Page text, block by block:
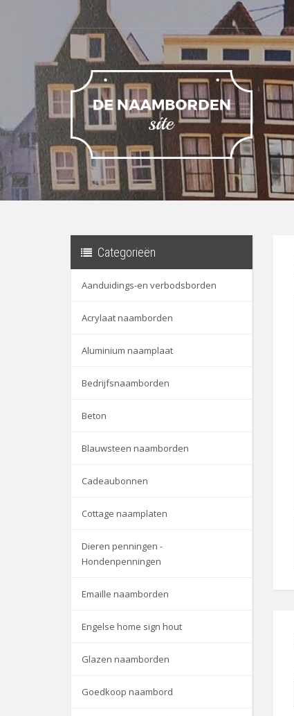
Categorieën
Aanduidings-en verbodsborden
Acrylaat naamborden
Aluminium naamplaat
Bedrijfsnaamborden
Beton
Blauwsteen naamborden
Cadeaubonnen
Cottage naamplaten
Dieren penningen -
Hondenpenningen
Emaille naamborden
Engelse home sign hout
Glazen naamborden
Goedkoop naambord